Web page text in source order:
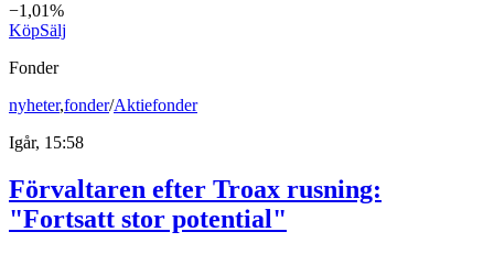
−1,01%
KöpSälj
Fonder
nyheter,fonder/Aktiefonder
Igår, 15:58
Förvaltaren efter Troax rusning:
"Fortsatt stor potential"